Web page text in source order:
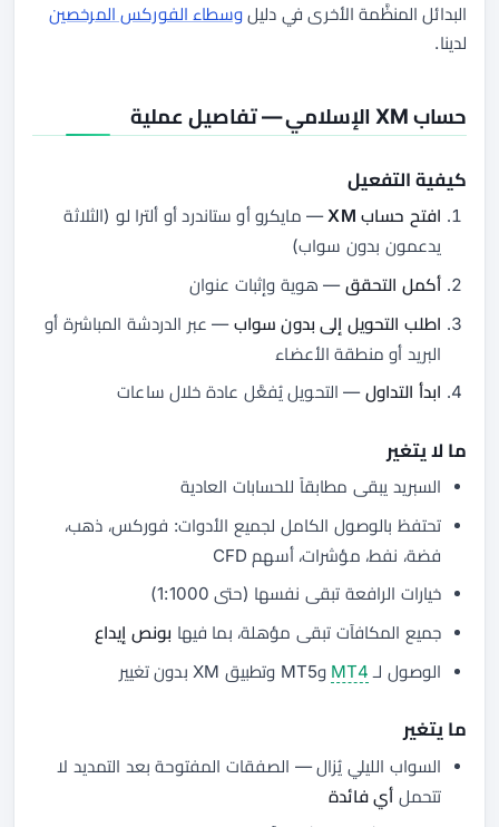
البدائل المنظَّمة الأخرى في دليلوسطاء الفوركس المرخصين
لدينا.
حساب XM الإسلامي — تفاصيل عملية
كيفية التفعيل
افتح حساب XM
— مايكرو أو ستاندرد أو ألترا لو (الثلاثة
يدعمون بدون سواب)
أكمل التحقق — هوية وإثبات عنوان
اطلب التحويل إلى بدون سواب — عبر الدردشة المباشرة أو
البريد أو منطقة الأعضاء
ابدأ التداول — التحويل يُفعَّل عادة خلال ساعات
ما لا يتغير
السبريد يبقى مطابقاً للحسابات العادية
تحتفظ بالوصول الكامل لجميع الأدوات: فوركس، ذهب،
فضة، نفط، مؤشرات، أسهم CFD
خيارات الرافعة تبقى نفسها (حتى 1:1000)
جميع المكافآت تبقى مؤهلة، بما فيها بونص إيداع
الوصول لـ MT4 وMT5 وتطبيق XM بدون تغيير
ما يتغير
السواب الليلي يُزال — الصفقات المفتوحة بعد التمديد لا
تتحمل أي فائدة